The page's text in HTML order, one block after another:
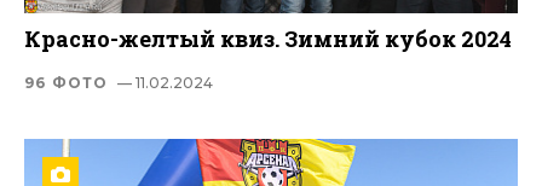
Красно-желтый квиз. Зимний кубок 2024
96 ФОТО — 11.02.2024